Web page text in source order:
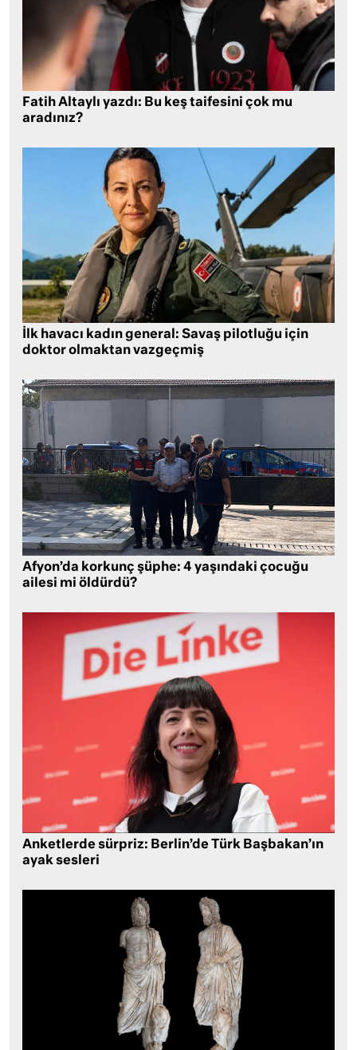
Fatih Altaylı yazdı: Bu keş taifesini çok mu
aradınız?
İlk havacı kadın general: Savaş pilotluğu için
doktor olmaktan vazgeçmiş
Afyon’da korkunç şüphe: 4 yaşındaki çocuğu
ailesi mi öldürdü?
Anketlerde sürpriz: Berlin’de Türk Başbakan’ın
ayak sesleri